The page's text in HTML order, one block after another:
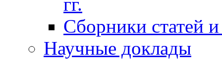
Сборники статей
Научные доклады